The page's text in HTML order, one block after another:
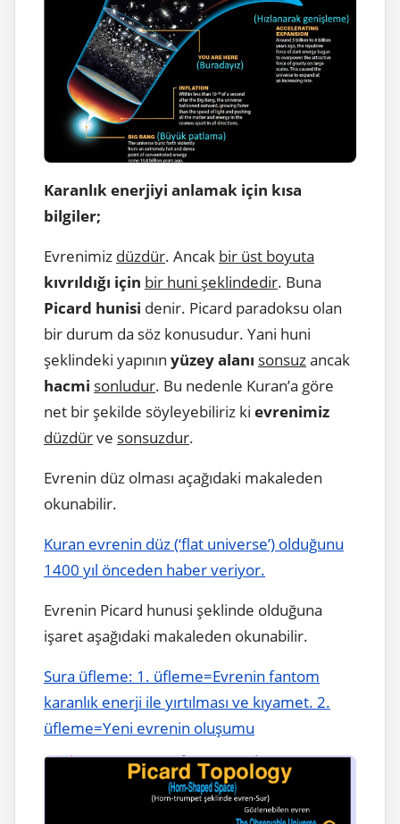
Karanlık enerjiyi anlamak için kısa
bilgiler;
Evrenimiz düzdür. Ancak bir üst boyuta
kıvrıldığı için bir huni şeklindedir. Buna
Picard hunisi denir. Picard paradoksu olan
bir durum da söz konusudur. Yani huni
şeklindeki yapının yüzey alanı sonsuzancak
hacmi sonludur. Bu nedenle Kuran’a göre
net bir şekilde söyleyebiliriz ki evrenimiz
düzdürve sonsuzdur.
Evrenin düz olması açağıdaki makaleden
okunabilir.
Kuran evrenin düz (‘flat universe’) olduğunu
1400 yıl önceden haber veriyor.
Evrenin Picard hunusi şeklinde olduğuna
işaret aşağıdaki makaleden okunabilir.
Sura üfleme: 1. üfleme=Evrenin fantom
karanlık enerji ile yırtılması ve kıyamet. 2.
üfleme=Yeni evrenin oluşumu